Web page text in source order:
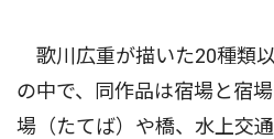
歌川広重が描いた20種類
の中で、同作品は宿場と宿
場（たてば）や橋、水上交